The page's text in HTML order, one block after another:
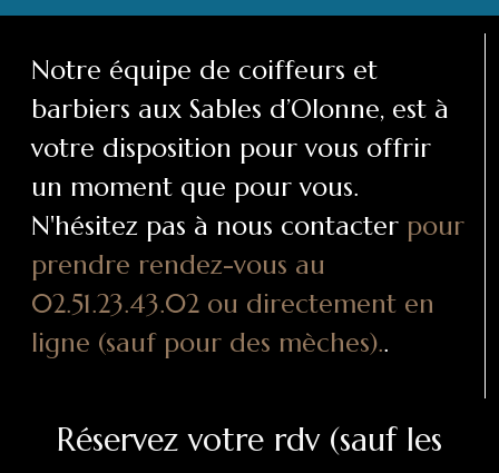
Notre équipe de coiffeurs et
barbiers aux Sables d’Olonne, est à
votre disposition pour vous offrir
un moment que pour vous.
N'hésitez pas à nous contacter pour
prendre rendez-vous au
02.51.23.43.02 ou directement en
ligne (sauf pour des mèches)..
Réservez votre rdv (sauf les